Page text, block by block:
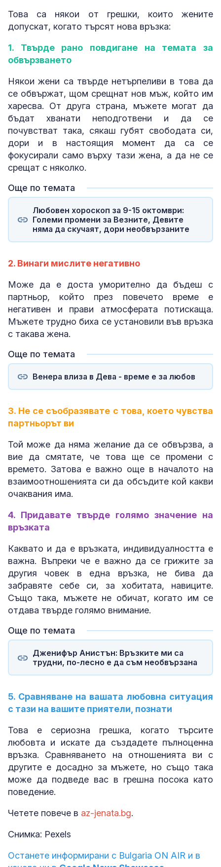
Това са някои от грешки, които жените
допускат, когато търсят нова връзка:
1. Твърде рано повдигане на темата за
обвързването
Някои жени са твърде нетърпеливи в това да
се обвържат, щом срещнат нов мъж, който им
харесва. От друга страна, мъжете могат да
бъдат хванати неподготвени и да се
почувстват така, сякаш губят свободата си,
дори и в настоящия момент да са се
фокусирали само върху тази жена, а да не се
срещат с няколко.
Още по темата
Любовен хороскоп за 9-15 октомври:
Големи промени за Везните, Девите
няма да скучаят, дори необвързаните
2. Винаги мислите негативно
Може да е доста уморително да бъдеш с
партньор, който през повечето време е
негативен и прави атмосферата потискаща.
Мъжете трудно биха се установили във връзка
с такава жена.
Още по темата
Венера влиза в Дева - време е за любов
3. Не се съобразявате с това, което чувства
партньорът ви
Той може да няма желание да се обвързва, а
вие да смятате, че това ще се промени с
времето. Затова е важно още в началото на
взаимоотношенията си да обсъдите кой какви
очаквания има.
4. Придавате твърде голямо значение на
връзката
Каквато и да е връзката, индивидуалността е
важна. Въпреки че е важно да се грижите за
другия човек в една връзка, не бива да
забравяте себе си, за хобитата, навиците.
Също така, мъжете не обичат, когато им се
отдава твърде голямо внимание.
Още по темата
Дженифър Анистън: Връзките ми са
трудни, по-лесно е да съм необвързана
5. Сравняване на вашата любовна ситуация
с тази на вашите приятели, познати
Това е сериозна грешка, когато търсите
любовта и искате да създадете пълноценна
връзка. Сравняването на отношенията ви с
другите е досадно за мъжете, но също така
може да подведе вас в грешна посока като
поведение.
Четете повече в az-jenata.bg.
Снимка: Pexels
Останете информирани с Bulgaria ON AIR и в